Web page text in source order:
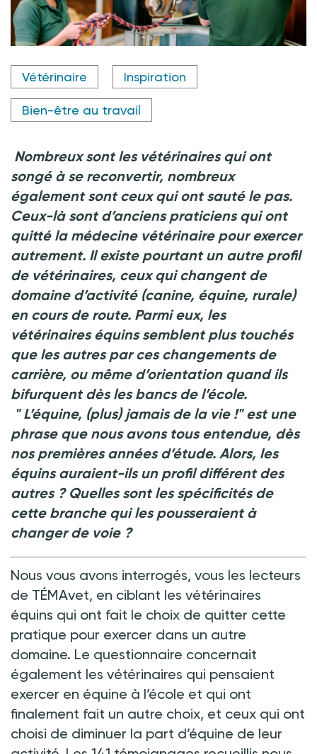
Crédit photo @ Canva
Vétérinaire Inspiration
Bien-être au travail
Nombreux sont les vétérinaires qui ont
songé à se reconvertir, nombreux
également sont ceux qui ont sauté le pas.
Ceux-là sont d’anciens praticiens qui ont
quitté la médecine vétérinaire pour exercer
autrement. Il existe pourtant un autre profil
de vétérinaires, ceux qui changent de
domaine d’activité (canine, équine, rurale)
en cours de route. Parmi eux, les
vétérinaires équins semblent plus touchés
que les autres par ces changements de
carrière, ou même d’orientation quand ils
bifurquent dès les bancs de l’école.
" L’équine, (plus) jamais de la vie !" est une
phrase que nous avons tous entendue, dès
nos premières années d’étude. Alors, les
équins auraient-ils un profil différent des
autres ? Quelles sont les spécificités de
cette branche qui les pousseraient à
changer de voie ?
Nous vous avons interrogés, vous les lecteurs
de TÉMAvet, en ciblant les vétérinaires
équins qui ont fait le choix de quitter cette
pratique pour exercer dans un autre
domaine. Le questionnaire concernait
également les vétérinaires qui pensaient
exercer en équine à l’école et qui ont
finalement fait un autre choix, et ceux qui ont
choisi de diminuer la part d’équine de leur